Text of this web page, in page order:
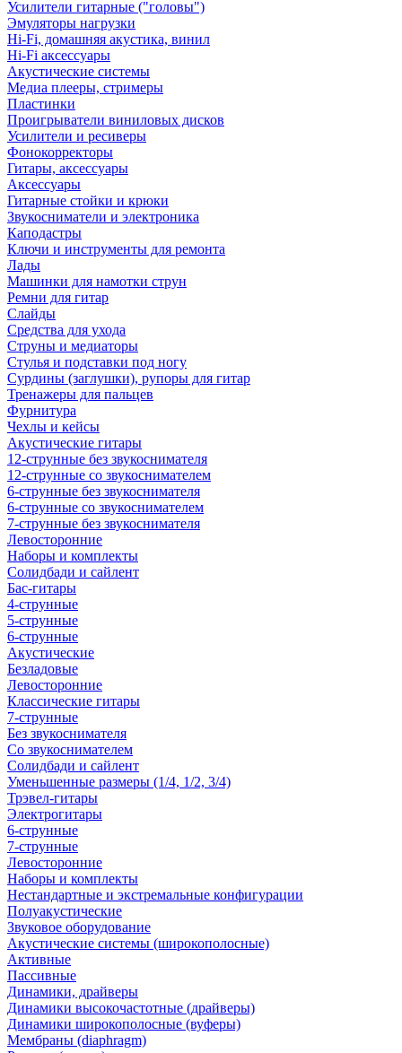
Усилители гитарные ("головы")
Эмуляторы нагрузки
Hi-Fi, домашняя акустика, винил
Hi-Fi аксессуары
Акустические системы
Медиа плееры, стримеры
Пластинки
Проигрыватели виниловых дисков
Усилители и ресиверы
Фонокорректоры
Гитары, аксессуары
Аксессуары
Гитарные стойки и крюки
Звукосниматели и электроника
Каподастры
Ключи и инструменты для ремонта
Лады
Машинки для намотки струн
Ремни для гитар
Слайды
Средства для ухода
Струны и медиаторы
Стулья и подставки под ногу
Сурдины (заглушки), рупоры для гитар
Тренажеры для пальцев
Фурнитура
Чехлы и кейсы
Акустические гитары
12-струнные без звукоснимателя
12-струнные со звукоснимателем
6-струнные без звукоснимателя
6-струнные со звукоснимателем
7-струнные без звукоснимателя
Левосторонние
Наборы и комплекты
Солидбади и сайлент
Бас-гитары
4-струнные
5-струнные
6-струнные
Акустические
Безладовые
Левосторонние
Классические гитары
7-струнные
Без звукоснимателя
Со звукоснимателем
Солидбади и сайлент
Уменьшенные размеры (1/4, 1/2, 3/4)
Трэвел-гитары
Электрогитары
6-струнные
7-струнные
Левосторонние
Наборы и комплекты
Нестандартные и экстремальные конфигурации
Полуакустические
Звуковое оборудование
Акустические системы (широкополосные)
Активные
Пассивные
Динамики, драйверы
Динамики высокочастотные (драйверы)
Динамики широкополосные (вуферы)
Мембраны (diaphragm)